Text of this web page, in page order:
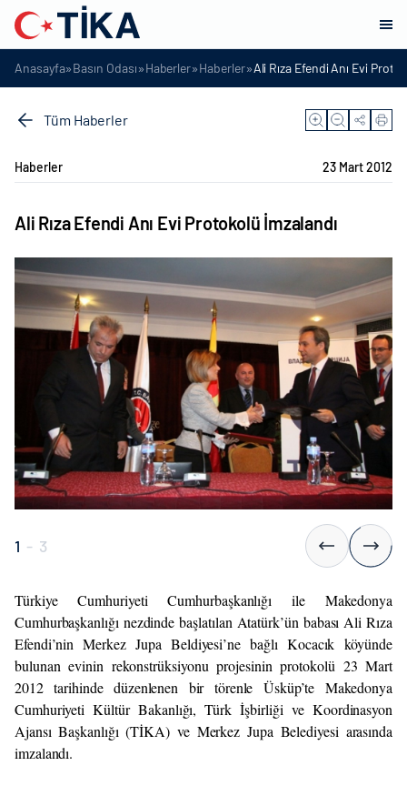
Anasayfa»Basın Odası»Haberler»Haberler»Ali Rıza Efendi Anı Evi
Tüm Haberler
Haberler 23 Mart 2012
Ali Rıza Efendi Anı Evi Protokolü İmzalandı
1 - 3
Türkiye Cumhuriyeti Cumhurbaşkanlığı ile Makedonya
Cumhurbaşkanlığı nezdinde başlatılan Atatürk’ün babası Ali Rıza
Efendi’nin Merkez Jupa Beldiyesi’ne bağlı Kocacık köyünde
bulunan evinin rekonstrüksiyonu projesinin protokolü 23 Mart
2012 tarihinde düzenlenen bir törenle Üsküp’te Makedonya
Cumhuriyeti Kültür Bakanlığı, Türk İşbirliği ve Koordinasyon
Ajansı Başkanlığı (TİKA) ve Merkez Jupa Belediyesi arasında
imzalandı.